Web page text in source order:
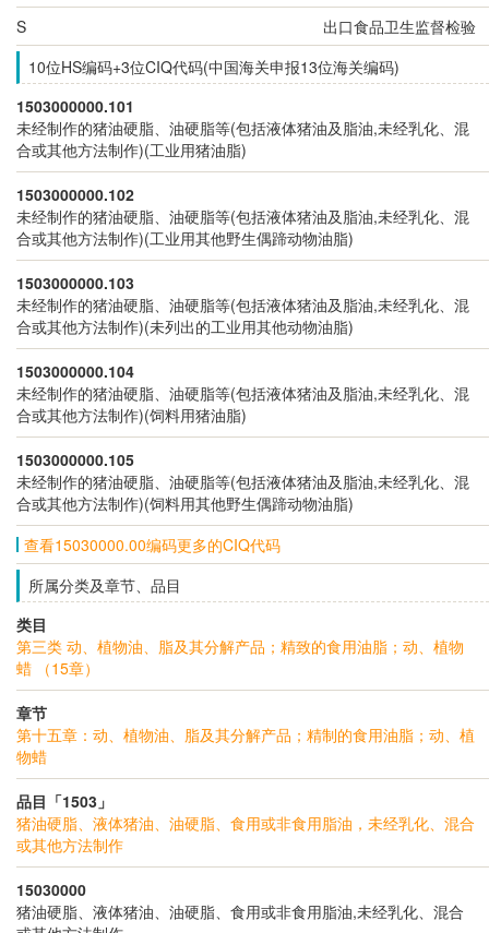
S
出口食品卫生监督检验
10位HS编码+3位CIQ代码(中国海关申报13位海关编码)
1503000000.101
未经制作的猪油硬脂、油硬脂等(包括液体猪油及脂油,未经乳化、混
合或其他方法制作)(工业用猪油脂)
1503000000.102
未经制作的猪油硬脂、油硬脂等(包括液体猪油及脂油,未经乳化、混
合或其他方法制作)(工业用其他野生偶蹄动物油脂)
1503000000.103
未经制作的猪油硬脂、油硬脂等(包括液体猪油及脂油,未经乳化、混
合或其他方法制作)(未列出的工业用其他动物油脂)
1503000000.104
未经制作的猪油硬脂、油硬脂等(包括液体猪油及脂油,未经乳化、混
合或其他方法制作)(饲料用猪油脂)
1503000000.105
未经制作的猪油硬脂、油硬脂等(包括液体猪油及脂油,未经乳化、混
合或其他方法制作)(饲料用其他野生偶蹄动物油脂)
查看15030000.00编码更多的CIQ代码
所属分类及章节、品目
类目
第三类 动、植物油、脂及其分解产品；精致的食用油脂；动、植物
蜡 （15章）
章节
第十五章：动、植物油、脂及其分解产品；精制的食用油脂；动、植
物蜡
品目「1503」
猪油硬脂、液体猪油、油硬脂、食用或非食用脂油，未经乳化、混合
或其他方法制作
15030000
猪油硬脂、液体猪油、油硬脂、食用或非食用脂油,未经乳化、混合